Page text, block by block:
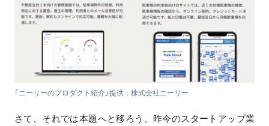
「ニーリーのプロダクト紹介」提供：株式会社ニーリー
さて、それでは本題へと移ろう。昨今のスタートアップ業